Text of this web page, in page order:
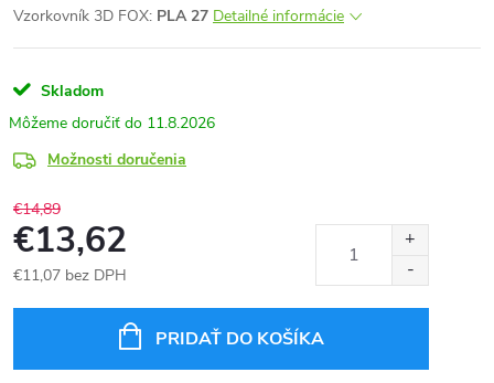
Vzorkovník 3D FOX: PLA 27 Detailné informácie
Skladom
11.8.2026
Možnosti doručenia
€14,89
€13,62
€11,07 bez DPH
PRIDAŤ DO KOŠÍKA